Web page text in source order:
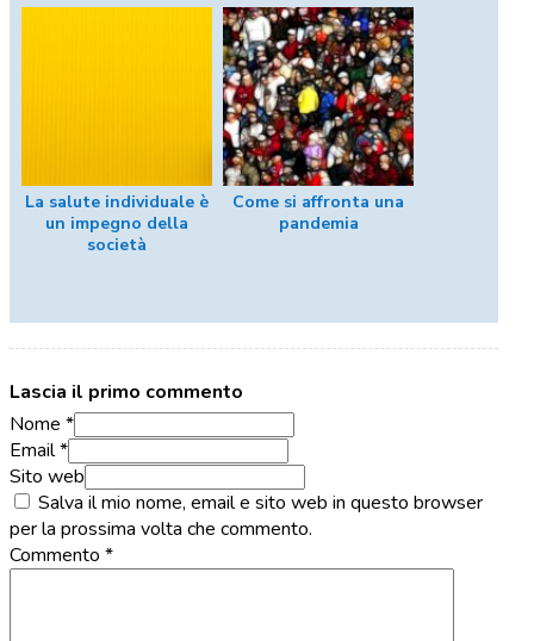
La salute individuale è
un impegno della
società
Come si affronta una
pandemia
Lascia il primo commento
Nome *
Email *
Sito web
Salva il mio nome, email e sito web in questo browser
per la prossima volta che commento.
Commento *